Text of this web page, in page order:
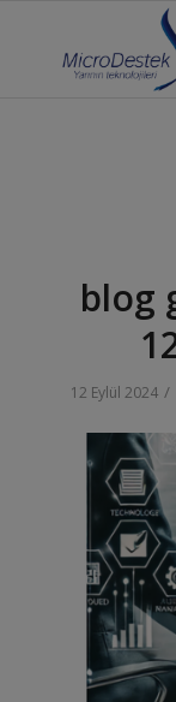
blog
12 Eylül 2024 /